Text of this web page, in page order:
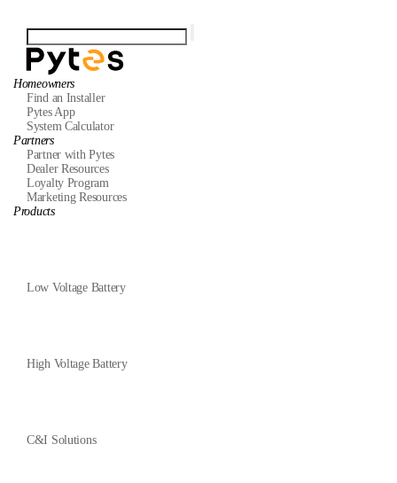
Homeowners
Find an Installer
Pytes App
System Calculator
Partners
Partner with Pytes
Dealer Resources
Loyalty Program
Marketing Resources
Products
Low Voltage Battery
High Voltage Battery
C&I Solutions